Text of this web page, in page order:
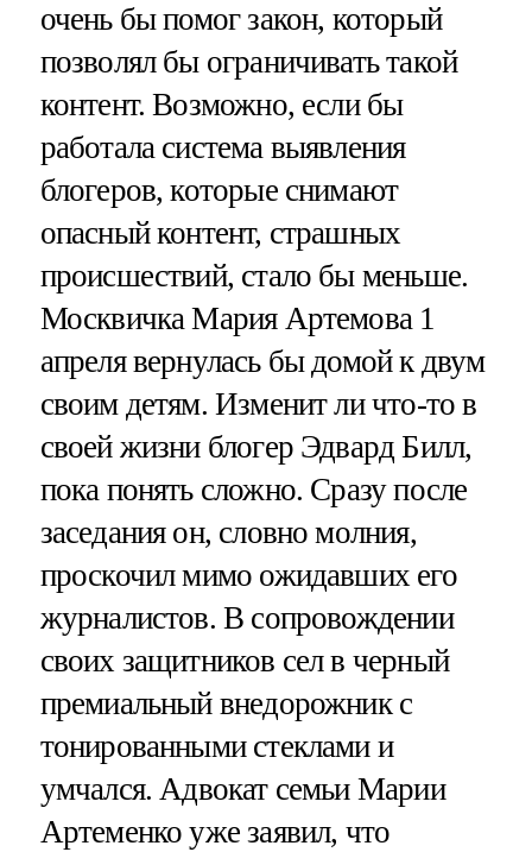
очень бы помог закон, который
позволял бы ограничивать такой
контент. Возможно, если бы
работала система выявления
блогеров, которые снимают
опасный контент, страшных
происшествий, стало бы меньше.
Москвичка Мария Артемова 1
апреля вернулась бы домой к двум
своим детям. Изменит ли что-то в
своей жизни блогер Эдвард Билл,
пока понять сложно. Сразу после
заседания он, словно молния,
проскочил мимо ожидавших его
журналистов. В сопровождении
своих защитников сел в черный
премиальный внедорожник с
тонированными стеклами и
умчался. Адвокат семьи Марии
Артеменко уже заявил, что